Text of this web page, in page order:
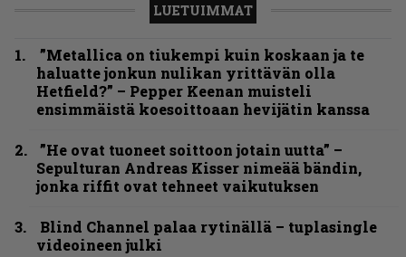
LUETUIMMAT
”Metallica on tiukempi kuin koskaan ja te
haluatte jonkun nulikan yrittävän olla
Hetfield?” – Pepper Keenan muisteli
ensimmäistä koesoittoaan hevijätin kanssa
”He ovat tuoneet soittoon jotain uutta” –
Sepulturan Andreas Kisser nimeää bändin,
jonka riffit ovat tehneet vaikutuksen
Blind Channel palaa rytinällä – tuplasingle
videoineen julki